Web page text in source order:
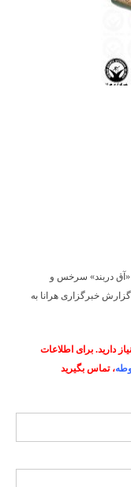
«آق دربند» سرخس و
به گزارش خبرگزاری هرانا به
دارید. برای اطلاعات
، تماس بگیرید